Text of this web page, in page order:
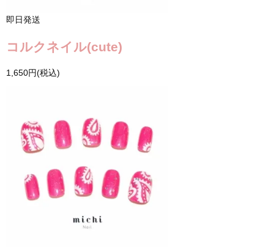
即日発送
コルクネイル(cute)
1,650円(税込)